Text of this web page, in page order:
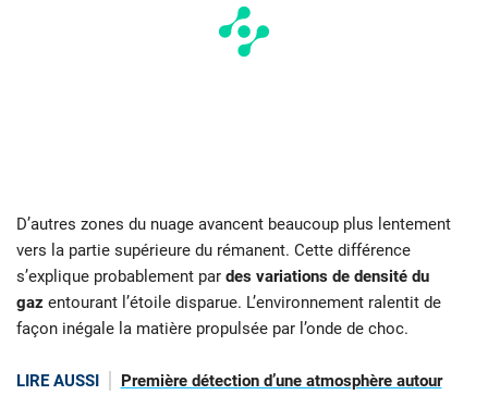
D’autres zones du nuage avancent beaucoup plus lentement
vers la partie supérieure du rémanent. Cette différence
s’explique probablement par des variations de densité du
gaz entourant l’étoile disparue. L’environnement ralentit de
façon inégale la matière propulsée par l’onde de choc.
LIRE AUSSI
Première détection d’une atmosphère autour